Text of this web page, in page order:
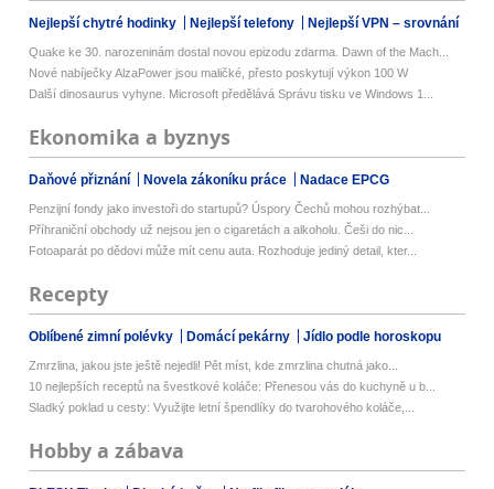
Nejlepší chytré hodinky Nejlepší telefony Nejlepší VPN – srovnání
Quake ke 30. narozeninám dostal novou epizodu zdarma. Dawn of the Mach...
Nové nabíječky AlzaPower jsou maličké, přesto poskytují výkon 100 W
Další dinosaurus vyhyne. Microsoft předělává Správu tisku ve Windows 1...
Ekonomika a byznys
Daňové přiznání Novela zákoníku práce Nadace EPCG
Penzijní fondy jako investoři do startupů? Úspory Čechů mohou rozhýbat...
Příhraniční obchody už nejsou jen o cigaretách a alkoholu. Češi do nic...
Fotoaparát po dědovi může mít cenu auta. Rozhoduje jediný detail, kter...
Recepty
Oblíbené zimní polévky Domácí pekárny Jídlo podle horoskopu
Zmrzlina, jakou jste ještě nejedli! Pět míst, kde zmrzlina chutná jako...
10 nejlepších receptů na švestkové koláče: Přenesou vás do kuchyně u b...
Sladký poklad u cesty: Využijte letní špendlíky do tvarohového koláče,...
Hobby a zábava